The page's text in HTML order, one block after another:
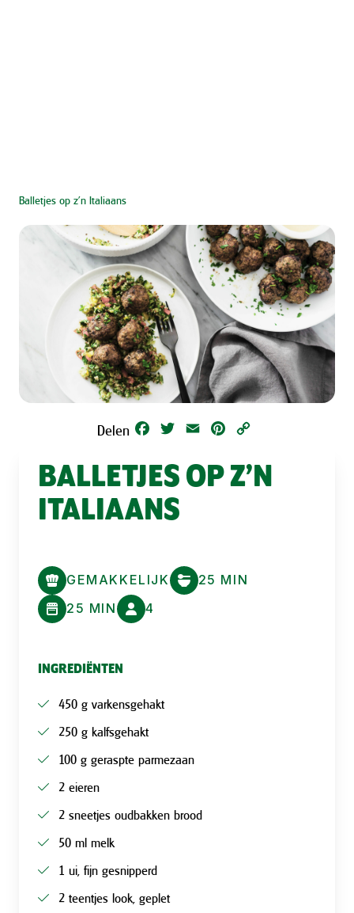
Balletjes op z’n Italiaans
Delen Facebook
Twitter Email Pinterest
BALLETJES OP Z’N
ITALIAANS
GEMAKKELIJK
25 MIN
25 MIN
4
INGREDIËNTEN
450 g varkensgehakt
250 g kalfsgehakt
100 g geraspte parmezaan
2 eieren
2 sneetjes oudbakken brood
50 ml melk
1 ui, fijn gesnipperd
2 teentjes look, geplet